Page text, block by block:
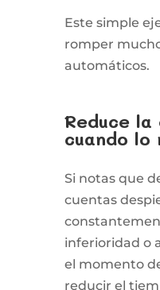
Este simple
romper
automáticos.
Reduce
cuando lo
Si notas que
cuentas
inferioridad o
el momento
reducir el